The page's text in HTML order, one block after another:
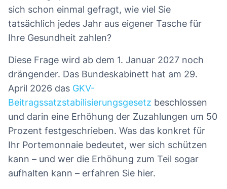
sich schon einmal gefragt, wie viel Sie
tatsächlich jedes Jahr aus eigener Tasche für
Ihre Gesundheit zahlen?
Diese Frage wird ab dem 1. Januar 2027 noch
drängender. Das Bundeskabinett hat am 29.
April 2026 das GKV-
Beitragssatzstabilisierungsgesetz beschlossen
und darin eine Erhöhung der Zuzahlungen um 50
Prozent festgeschrieben. Was das konkret für
Ihr Portemonnaie bedeutet, wer sich schützen
kann – und wer die Erhöhung zum Teil sogar
aufhalten kann – erfahren Sie hier.